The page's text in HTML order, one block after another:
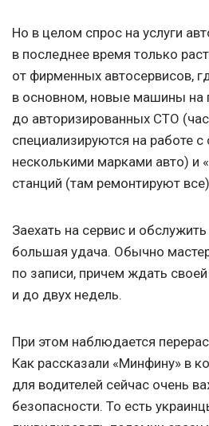
Но в целом спрос на услуги
в последнее время только
от фирменных автосервисов,
в основном, новые машины на
до авторизированных СТО
специализируются на работе с
несколькими марками авто) и
станций (там ремонтируют
Заехать на сервис и
большая удача. Обычно
по записи, причем ждать
и до двух недель.
При этом наблюдается
Как рассказали «Минфину» в
для водителей сейчас очень
безопасности. То есть